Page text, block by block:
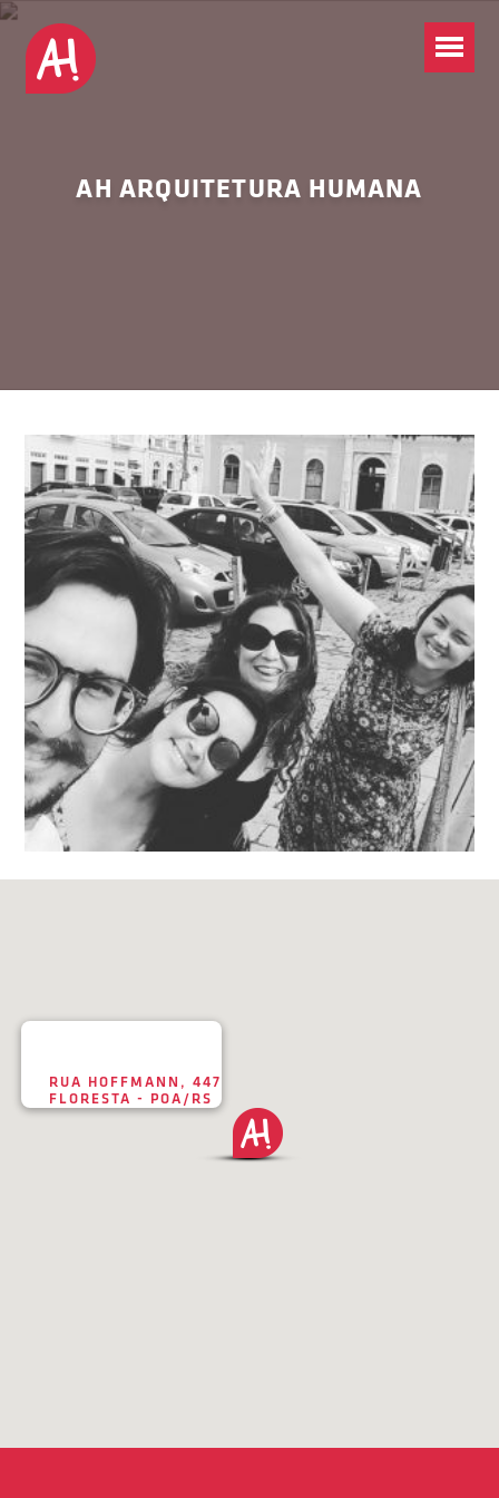
AH ARQUITETURA HUMANA
RUA HOFFMANN, 447
FLORESTA - POA/RS